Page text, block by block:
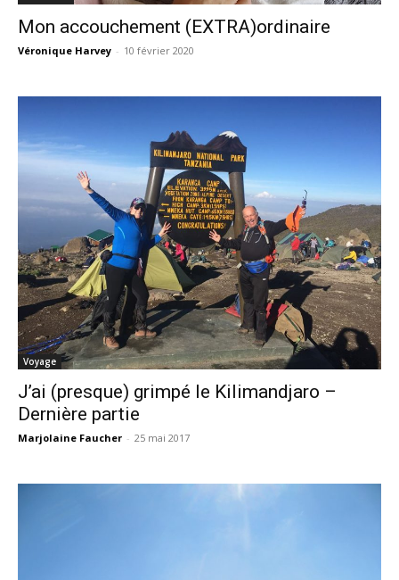
Mon accouchement (EXTRA)ordinaire
Véronique Harvey - 10 février 2020
Voyage
J’ai (presque) grimpé le Kilimandjaro –
Dernière partie
Marjolaine Faucher - 25 mai 2017